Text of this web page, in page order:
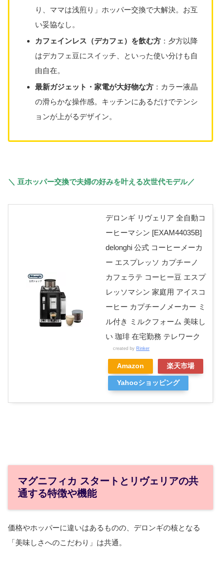
り、ママは浅煎り」ホッパー交換で大解決。お互
い妥協なし。
カフェインレス（デカフェ）を飲む方：夕方以降
はデカフェ豆にスイッチ、といった使い分けも自
由自在。
最新ガジェット・家電が大好物な方：カラー液晶
の滑らかな操作感。キッチンにあるだけでテンシ
ョンが上がるデザイン。
＼ 豆ホッパー交換で夫婦の好みを叶える次世代モデル／
デロンギ リヴェリア 全自動コ
ーヒーマシン [EXAM44035B]
delonghi 公式 コーヒーメーカ
ー エスプレッソ カプチーノ
カフェラテ コーヒー豆 エスプ
レッソマシン 家庭用 アイスコ
ーヒー カプチーノメーカー ミ
ル付き ミルクフォーム 美味し
い 珈琲 在宅勤務 テレワーク
created by Rinker
Amazon 楽天市場
Yahooショッピング
マグニフィカ スタートとリヴェリアの共
通する特徴や機能
価格やホッパーに違いはあるものの、デロンギの核となる
「美味しさへのこだわり」は共通。